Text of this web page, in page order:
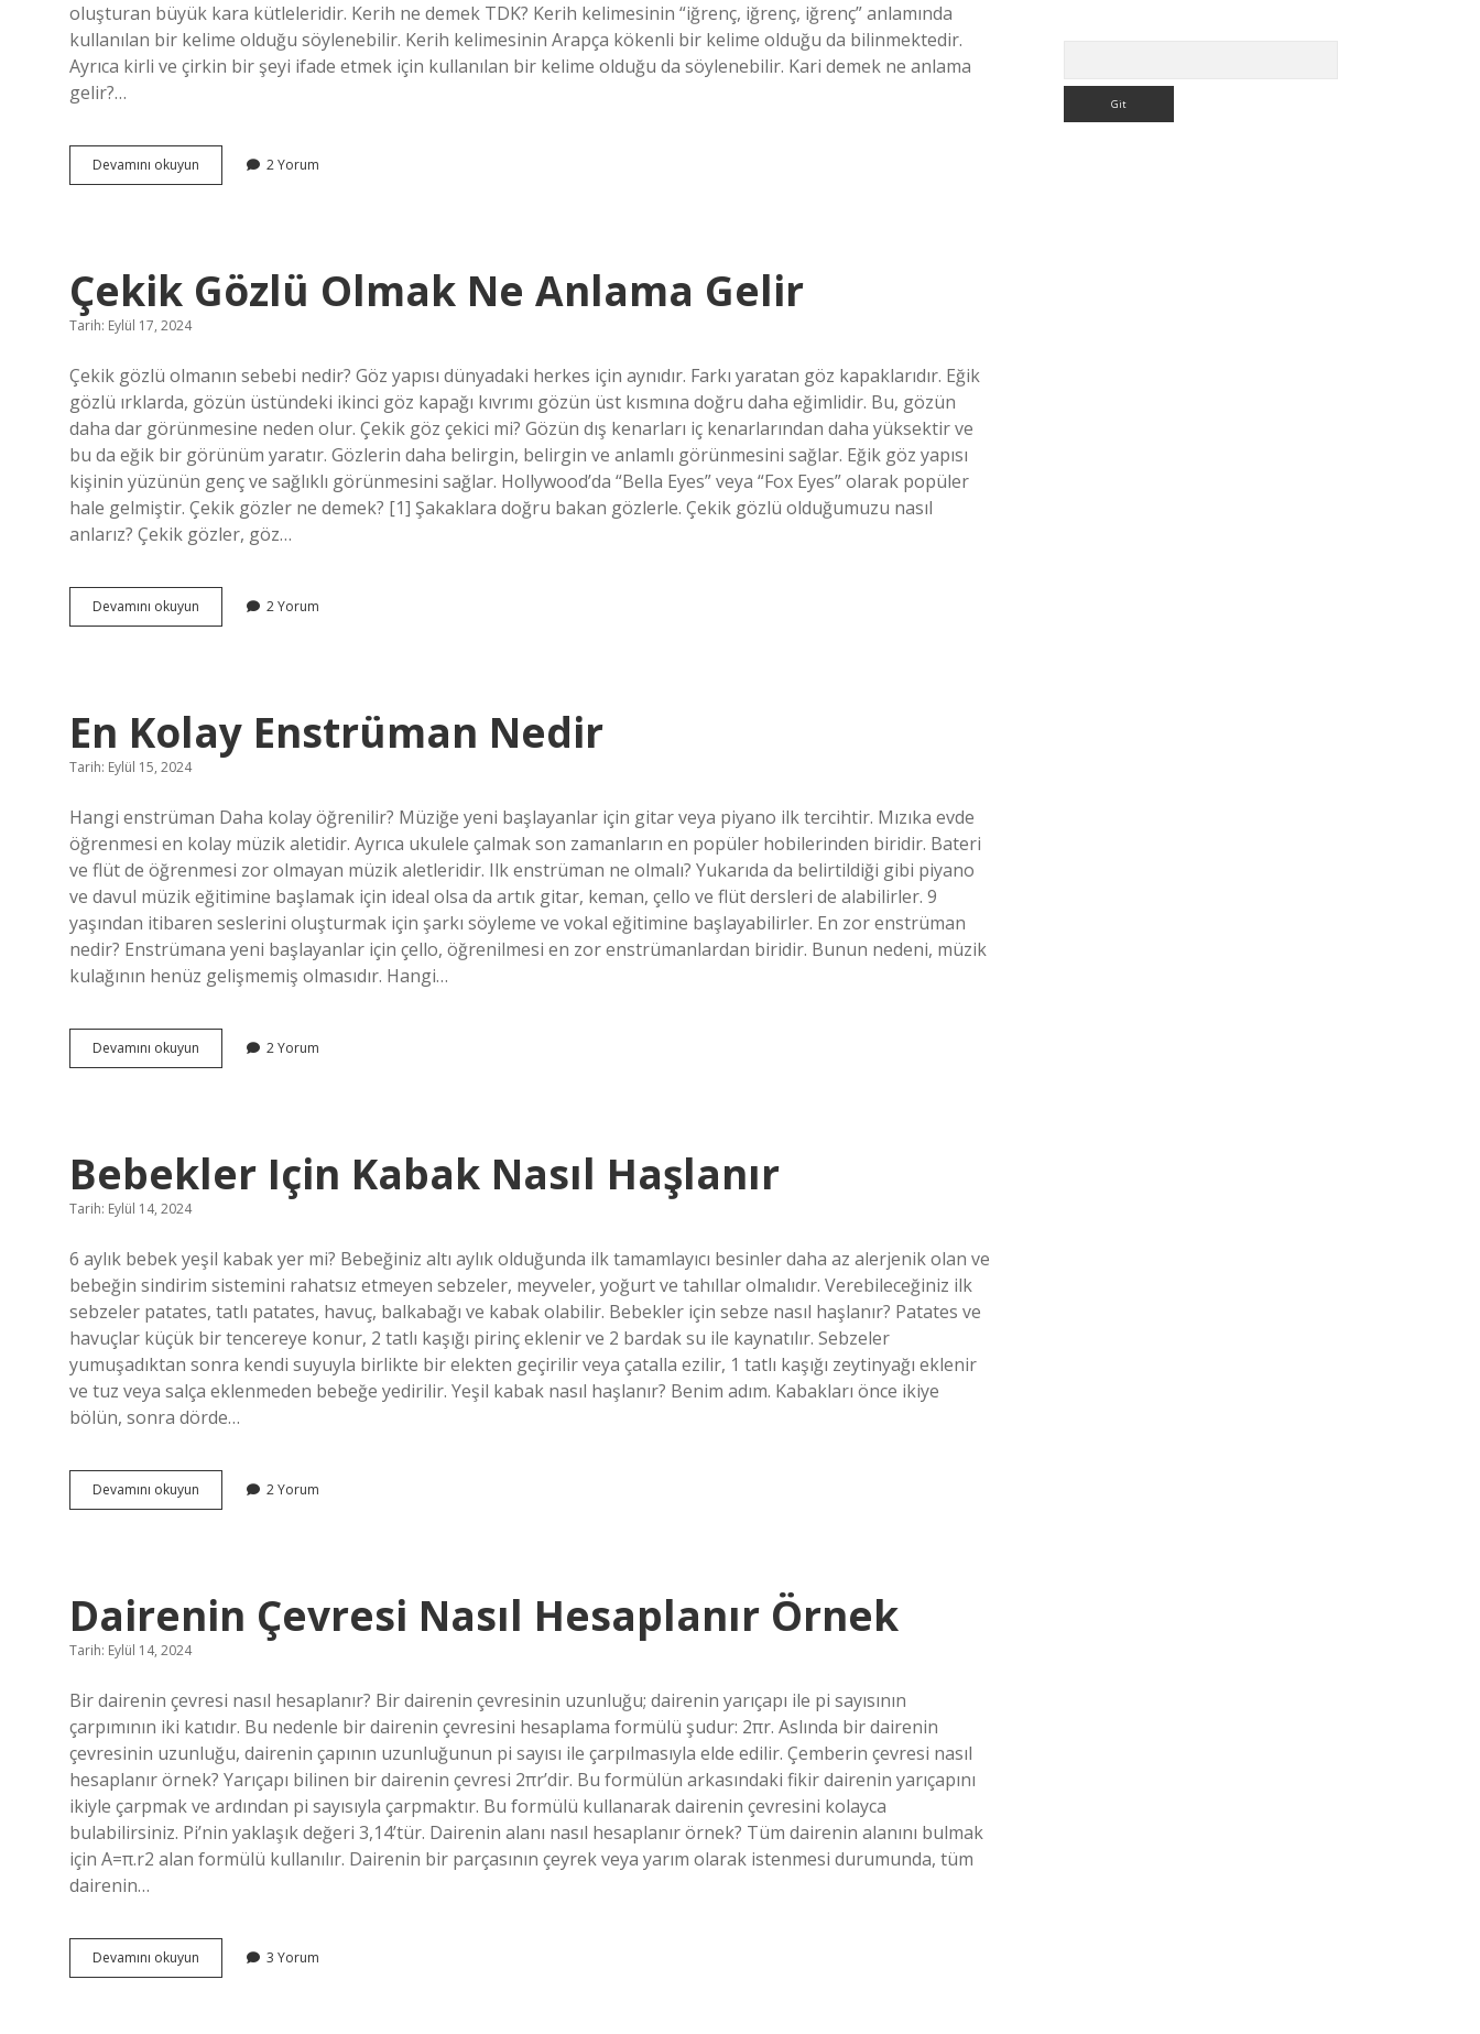
oluşturan büyük kara kütleleridir. Kerih ne demek TDK? Kerih kelimesinin “iğrenç, iğrenç, iğrenç” anlamında
kullanılan bir kelime olduğu söylenebilir. Kerih kelimesinin Arapça kökenli bir kelime olduğu da bilinmektedir.
Ayrıca kirli ve çirkin bir şeyi ifade etmek için kullanılan bir kelime olduğu da söylenebilir. Kari demek ne anlama
gelir?…
Devamını okuyun
Kelimesinin
2 Yorum
Çekik Gözlü Olmak Ne Anlama Gelir
Tarih: Eylül 17, 2024
Çekik gözlü olmanın sebebi nedir? Göz yapısı dünyadaki herkes için aynıdır. Farkı yaratan göz kapaklarıdır. Eğik
gözlü ırklarda, gözün üstündeki ikinci göz kapağı kıvrımı gözün üst kısmına doğru daha eğimlidir. Bu, gözün
daha dar görünmesine neden olur. Çekik göz çekici mi? Gözün dış kenarları iç kenarlarından daha yüksektir ve
bu da eğik bir görünüm yaratır. Gözlerin daha belirgin, belirgin ve anlamlı görünmesini sağlar. Eğik göz yapısı
kişinin yüzünün genç ve sağlıklı görünmesini sağlar. Hollywood’da “Bella Eyes” veya “Fox Eyes” olarak popüler
hale gelmiştir. Çekik gözler ne demek? [1] Şakaklara doğru bakan gözlerle. Çekik gözlü olduğumuzu nasıl
anlarız? Çekik gözler, göz…
Devamını okuyun
Gözlü
2 Yorum
En Kolay Enstrüman Nedir
Tarih: Eylül 15, 2024
Hangi enstrüman Daha kolay öğrenilir? Müziğe yeni başlayanlar için gitar veya piyano ilk tercihtir. Mızıka evde
öğrenmesi en kolay müzik aletidir. Ayrıca ukulele çalmak son zamanların en popüler hobilerinden biridir. Bateri
ve flüt de öğrenmesi zor olmayan müzik aletleridir. Ilk enstrüman ne olmalı? Yukarıda da belirtildiği gibi piyano
ve davul müzik eğitimine başlamak için ideal olsa da artık gitar, keman, çello ve flüt dersleri de alabilirler. 9
yaşından itibaren seslerini oluşturmak için şarkı söyleme ve vokal eğitimine başlayabilirler. En zor enstrüman
nedir? Enstrümana yeni başlayanlar için çello, öğrenilmesi en zor enstrümanlardan biridir. Bunun nedeni, müzik
kulağının henüz gelişmemiş olmasıdır. Hangi…
Devamını okuyun
Kolay
2 Yorum
Bebekler Için Kabak Nasıl Haşlanır
Tarih: Eylül 14, 2024
6 aylık bebek yeşil kabak yer mi? Bebeğiniz altı aylık olduğunda ilk tamamlayıcı besinler daha az alerjenik olan ve
bebeğin sindirim sistemini rahatsız etmeyen sebzeler, meyveler, yoğurt ve tahıllar olmalıdır. Verebileceğiniz ilk
sebzeler patates, tatlı patates, havuç, balkabağı ve kabak olabilir. Bebekler için sebze nasıl haşlanır? Patates ve
havuçlar küçük bir tencereye konur, 2 tatlı kaşığı pirinç eklenir ve 2 bardak su ile kaynatılır. Sebzeler
yumuşadıktan sonra kendi suyuyla birlikte bir elekten geçirilir veya çatalla ezilir, 1 tatlı kaşığı zeytinyağı eklenir
ve tuz veya salça eklenmeden bebeğe yedirilir. Yeşil kabak nasıl haşlanır? Benim adım. Kabakları önce ikiye
bölün, sonra dörde…
Devamını okuyun Bebekler
Için
2 Yorum
Dairenin Çevresi Nasıl Hesaplanır Örnek
Tarih: Eylül 14, 2024
Bir dairenin çevresi nasıl hesaplanır? Bir dairenin çevresinin uzunluğu; dairenin yarıçapı ile pi sayısının
çarpımının iki katıdır. Bu nedenle bir dairenin çevresini hesaplama formülü şudur: 2πr. Aslında bir dairenin
çevresinin uzunluğu, dairenin çapının uzunluğunun pi sayısı ile çarpılmasıyla elde edilir. Çemberin çevresi nasıl
hesaplanır örnek? Yarıçapı bilinen bir dairenin çevresi 2πr’dir. Bu formülün arkasındaki fikir dairenin yarıçapını
ikiyle çarpmak ve ardından pi sayısıyla çarpmaktır. Bu formülü kullanarak dairenin çevresini kolayca
bulabilirsiniz. Pi’nin yaklaşık değeri 3,14’tür. Dairenin alanı nasıl hesaplanır örnek? Tüm dairenin alanını bulmak
için A=π.r2 alan formülü kullanılır. Dairenin bir parçasının çeyrek veya yarım olarak istenmesi durumunda, tüm
dairenin…
Devamını okuyun Dairenin
Çevresi
3 Yorum